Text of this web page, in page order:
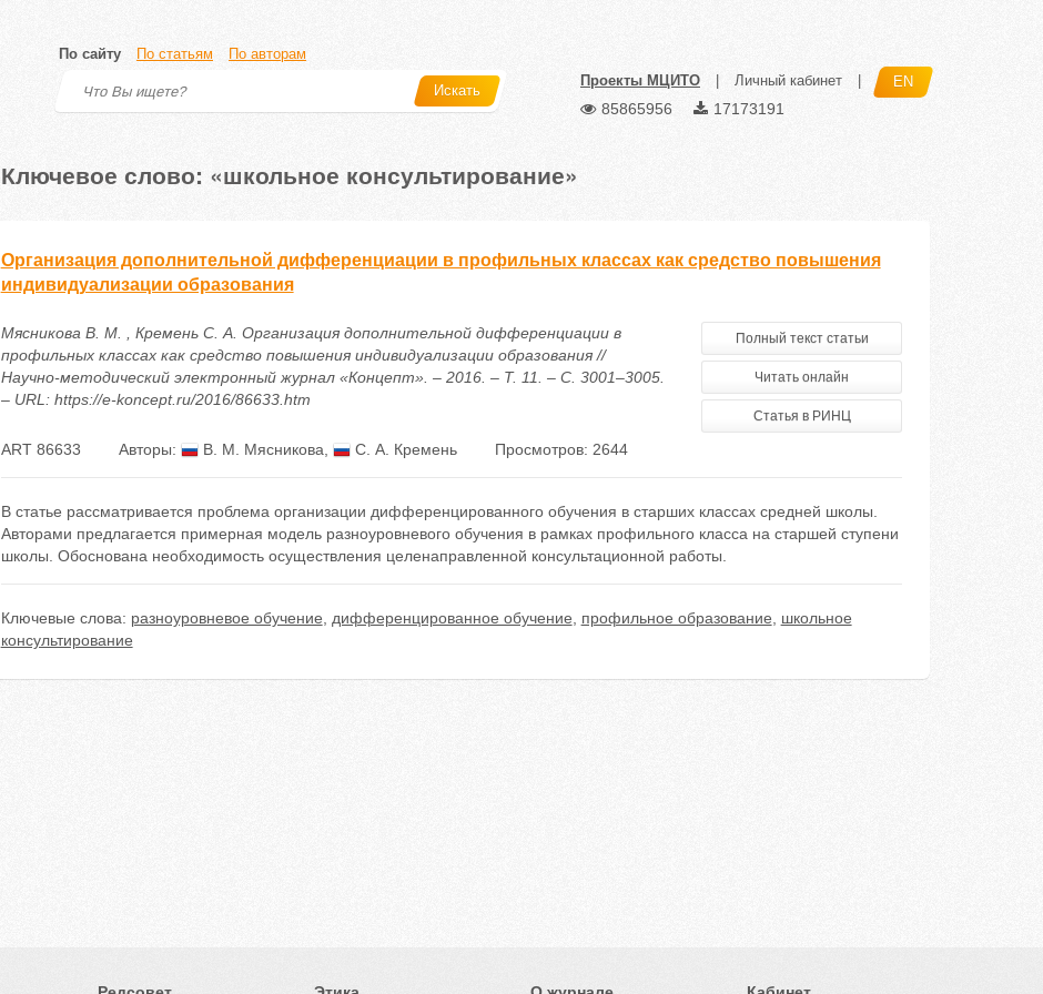
По сайту По статьям По авторам
Искать
Проекты МЦИТО Личный кабинет EN
85865956 17173191
Ключевое слово: «школьное консультирование»
Организация дополнительной дифференциации в профильных классах как средство повышения
индивидуализации образования
Мясникова В. М. , Кремень С. А. Организация дополнительной дифференциации в
профильных классах как средство повышения индивидуализации образования //
Научно-методический электронный журнал «Концепт». – 2016. – Т. 11. – С. 3001–3005.
– URL: https://e-koncept.ru/2016/86633.htm
Полный текст статьи
Читать онлайн
Статья в РИНЦ
ART 86633 Авторы: В. М. Мясникова С. А. Кремень Просмотров: 2644
В статье рассматривается проблема организации дифференцированного обучения в старших классах средней школы.
Авторами предлагается примерная модель разноуровневого обучения в рамках профильного класса на старшей ступени
школы. Обоснована необходимость осуществления целенаправленной консультационной работы.
Ключевые слова: разноуровневое обучение дифференцированное обучение профильное образование
школьное
консультирование